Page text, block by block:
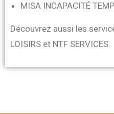
MISA INCAPACITÉ
Découvrez aussi les
LOISIRS et NTF SERVICES.